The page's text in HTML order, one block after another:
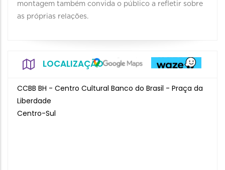
montagem também convida o público a refletir sobre
as próprias relações.
LOCALIZAÇÃO
CCBB BH - Centro Cultural Banco do Brasil - Praça da
Liberdade
Centro-Sul